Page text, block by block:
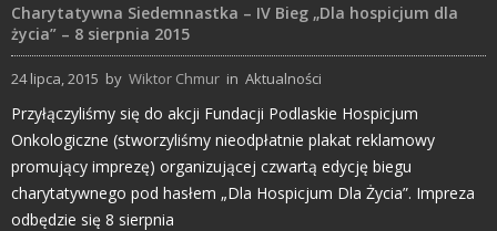
Charytatywna Siedemnastka – IV Bieg „Dla hospicjum dla
życia” – 8 sierpnia 2015
24 lipca, 2015 by Wiktor Chmur in Aktualności
Przyłączyliśmy się do akcji Fundacji Podlaskie Hospicjum
Onkologiczne (stworzyliśmy nieodpłatnie plakat reklamowy
promujący imprezę) organizującej czwartą edycję biegu
charytatywnego pod hasłem „Dla Hospicjum Dla Życia”. Impreza
odbędzie się 8 sierpnia